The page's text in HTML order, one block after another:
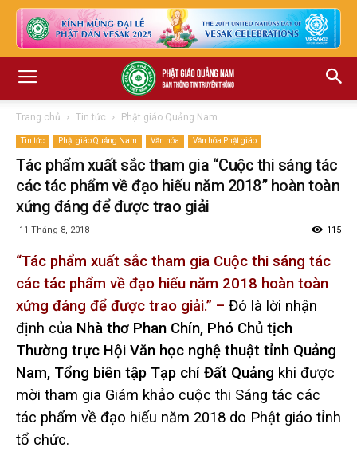
Trang chủ Tin tức Phật giáo Quảng Nam
Tin tức Phật giáo Quảng Nam Văn hóa Văn hóa Phật giáo
Tác phẩm xuất sắc tham gia “Cuộc thi sáng tác
các tác phẩm về đạo hiếu năm 2018” hoàn toàn
xứng đáng để được trao giải
11 Tháng 8, 2018 115
“Tác phẩm xuất sắc tham gia Cuộc thi sáng tác
các tác phẩm về đạo hiếu năm 2018 hoàn toàn
xứng đáng để được trao giải.” – Đó là lời nhận
định của Nhà thơ Phan Chín, Phó Chủ tịch
Thường trực Hội Văn học nghệ thuật tỉnh Quảng
Nam, Tổng biên tập Tạp chí Đất Quảng khi được
mời tham gia Giám khảo cuộc thi Sáng tác các
tác phẩm về đạo hiếu năm 2018 do Phật giáo tỉnh
tổ chức.